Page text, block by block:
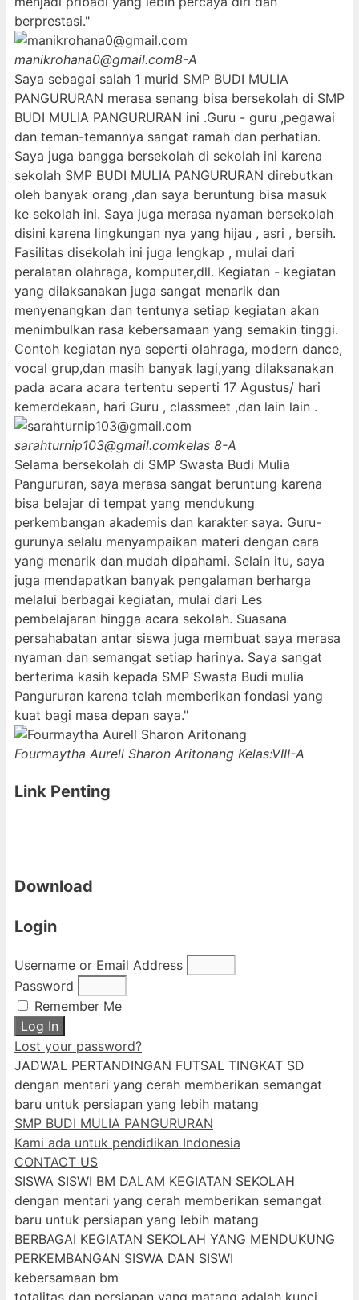
berprestasi."
manikrohana0@gmail.com8-A
Saya sebagai salah 1 murid SMP BUDI MULIA
PANGURURAN merasa senang bisa bersekolah di SMP
BUDI MULIA PANGURURAN ini .Guru - guru ,pegawai
dan teman-temannya sangat ramah dan perhatian.
Saya juga bangga bersekolah di sekolah ini karena
sekolah SMP BUDI MULIA PANGURURAN direbutkan
oleh banyak orang ,dan saya beruntung bisa masuk
ke sekolah ini. Saya juga merasa nyaman bersekolah
disini karena lingkungan nya yang hijau , asri , bersih.
Fasilitas disekolah ini juga lengkap , mulai dari
peralatan olahraga, komputer,dll. Kegiatan - kegiatan
yang dilaksanakan juga sangat menarik dan
menyenangkan dan tentunya setiap kegiatan akan
menimbulkan rasa kebersamaan yang semakin tinggi.
Contoh kegiatan nya seperti olahraga, modern dance,
vocal grup,dan masih banyak lagi,yang dilaksanakan
pada acara acara tertentu seperti 17 Agustus/ hari
kemerdekaan, hari Guru , classmeet ,dan lain lain .
sarahturnip103@gmail.comkelas 8-A
Selama bersekolah di SMP Swasta Budi Mulia
Pangururan, saya merasa sangat beruntung karena
bisa belajar di tempat yang mendukung
perkembangan akademis dan karakter saya. Guru-
gurunya selalu menyampaikan materi dengan cara
yang menarik dan mudah dipahami. Selain itu, saya
juga mendapatkan banyak pengalaman berharga
melalui berbagai kegiatan, mulai dari Les
pembelajaran hingga acara sekolah. Suasana
persahabatan antar siswa juga membuat saya merasa
nyaman dan semangat setiap harinya. Saya sangat
berterima kasih kepada SMP Swasta Budi mulia
Pangururan karena telah memberikan fondasi yang
kuat bagi masa depan saya."
Fourmaytha Aurell Sharon Aritonang Kelas:VIII-A
Link Penting
Download
Login
Username or Email Address
Password
Remember Me
Log In
Lost your password?
JADWAL PERTANDINGAN FUTSAL TINGKAT SD
dengan mentari yang cerah memberikan semangat
baru untuk persiapan yang lebih matang
SMP BUDI MULIA PANGURURAN
Kami ada untuk pendidikan Indonesia
CONTACT US
SISWA SISWI BM DALAM KEGIATAN SEKOLAH
dengan mentari yang cerah memberikan semangat
baru untuk persiapan yang lebih matang
BERBAGAI KEGIATAN SEKOLAH YANG MENDUKUNG
PERKEMBANGAN SISWA DAN SISWI
kebersamaan bm
totalitas dan persiapan yang matang adalah kunci